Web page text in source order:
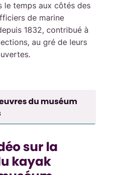
le temps aux côtés des
de marine
1832, contribué à
au gré de leurs
du muséum
sur la
kayak